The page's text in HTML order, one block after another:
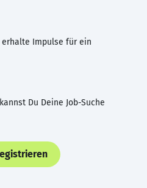
Impulse für ein
Du Deine Job-Suche